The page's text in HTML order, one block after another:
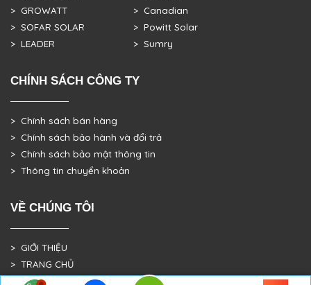
> GROWATT
> SOFAR SOLAR
> LEADER
> Canadian
> Powitt Solar
> Sumry
CHÍNH SÁCH CÔNG TY
> Chính sách bán hàng
> Chính sách bảo hành và đổi trả
> Chính sách bảo mật thông tin
> Thông tin chuyển khoản
VỀ CHÚNG TÔI
> GIỚI THIỆU
> TRANG CHỦ
> DỰ ÁN THỰC TẾ